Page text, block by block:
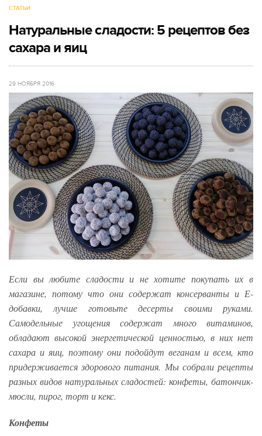
СТАТЬИ
Натуральные сладости: 5 рецептов без
сахара и яиц
29 НОЯБРЯ 2016
Если вы любите сладости и не хотите покупать их в
магазине, потому что они содержат консерванты и Е-
добавки, лучше готовьте десерты своими руками.
Самодельные угощения содержат много витаминов,
обладают высокой энергетической ценностью, в них нет
сахара и яиц, поэтому они подойдут веганам и всем, кто
придерживается здорового питания. Мы собрали рецепты
разных видов натуральных сладостей: конфеты, батончик-
мюсли, пирог, торт и кекс.
Конфеты